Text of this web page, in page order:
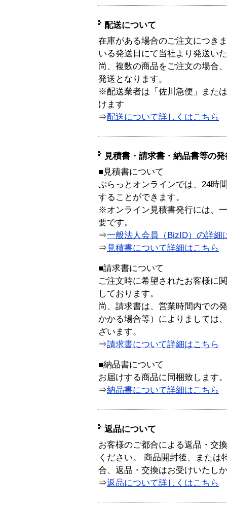
配送について
在庫がある場合のご注文につき
いる発送日にて当社より発送い
尚、複数の商品をご注文の場合
発送となります。
※配送業者は「佐川急便」また
けます
⇒配送について詳しくはこちら
見積書・請求書・納品書等の
■見積書について
ぷらっとオンラインでは、24時
することができます。
※オンライン見積書発行には、
要です。
⇒一般法人会員（BizID）の詳細
⇒ 見積書について詳細はこちら
■請求書について
ご注文時に希望されたお客様に
しております。
尚、請求書は、営業時間内での
かかる場合等）によりましては
ざいます。
⇒請求書について詳細はこちら
■納品書について
お届けする商品に同梱致します。
⇒納品書について詳細はこちら
返品について
お客様のご都合による返品・交
ください。 商品開封後、または
合、返品・交換はお受けいたし
⇒返品について詳しくはこちら